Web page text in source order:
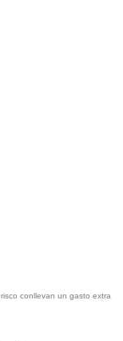
conllevan un gasto extra